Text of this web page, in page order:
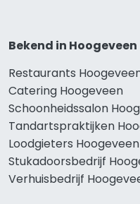
Bekend in Hoogeveen
Restaurants
Catering Hoogeveen
Schoonheidssalon
Tandartspraktijken
Loodgieters Hoogeveen
Stukadoorsbedrijf
Verhuisbedrijf